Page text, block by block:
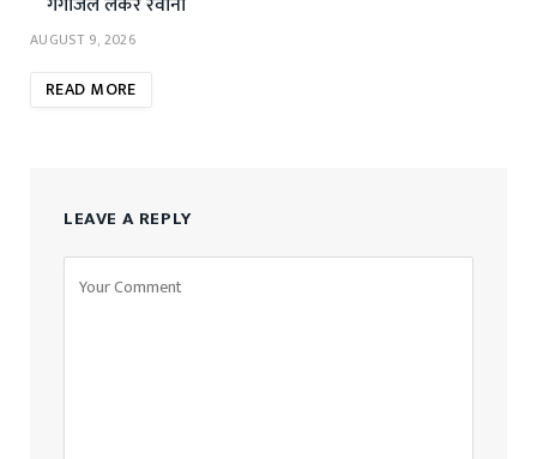
AUGUST 9, 2026
READ MORE
LEAVE A REPLY